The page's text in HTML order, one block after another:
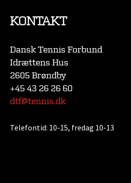
KONTAKT
Dansk Tennis Forbund
Idrættens Hus
2605 Brøndby
+45 43 26 26 60
dtf@tennis.dk
Telefontid: 10-15, fredag 10-13